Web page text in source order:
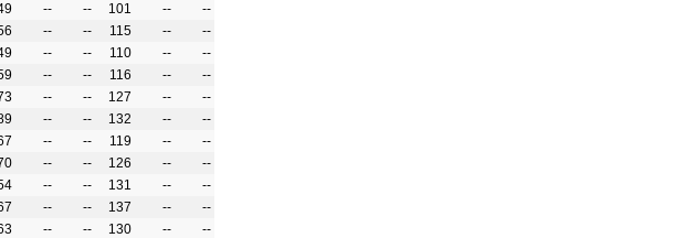
-- -- 101 --
--
-- -- 115 --
--
-- -- 110 --
--
-- -- 116 --
--
-- -- 127 --
--
-- -- 132 --
--
-- -- 119 --
--
-- -- 126 --
--
-- -- 131 --
--
-- -- 137 --
--
-- -- 130 --
--